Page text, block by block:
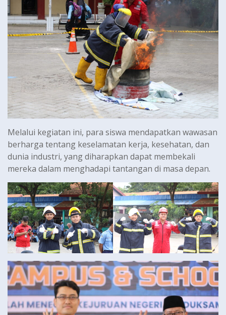
Melalui kegiatan ini, para siswa mendapatkan wawasan
berharga tentang keselamatan kerja, kesehatan, dan
dunia industri, yang diharapkan dapat membekali
mereka dalam menghadapi tantangan di masa depan.